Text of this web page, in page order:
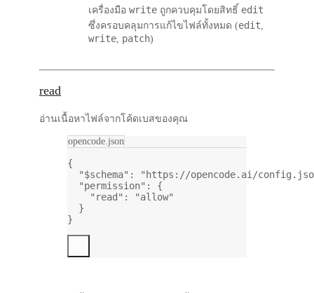
เครื่องมือ write ถูกควบคุมโดยสิทธิ์ edit
ซึ่งครอบคลุมการแก้ไขไฟล์ทั้งหมด (edit
write patch)
read
อ่านเนื้อหาไฟล์จากโค้ดเบสของคุณ
opencode.json
{
"$schema" :
"https://opencode.ai/
"permission" : {
"read" :
"allow"
}
}